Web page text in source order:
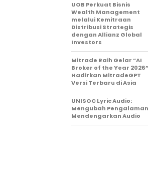
UOB Perkuat Bisnis
Wealth Management
melalui Kemitraan
Distribusi Strategis
dengan Allianz Global
Investors
Mitrade Raih Gelar “AI
Broker of the Year
Hadirkan MitradeGPT
Versi Terbaru di Asia
UNISOC Lyric Audio:
Mengubah Pengalaman
Mendengarkan Audio